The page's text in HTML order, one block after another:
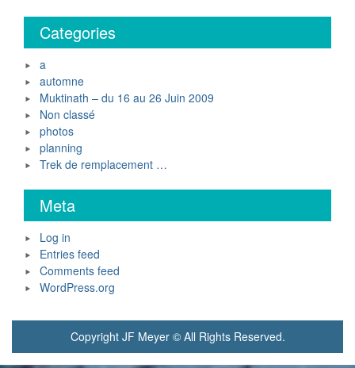
Categories
a
automne
Muktinath – du 16 au 26 Juin 2009
Non classé
photos
planning
Trek de remplacement …
Meta
Log in
Entries feed
Comments feed
WordPress.org
Copyright JF Meyer © All Rights Reserved.